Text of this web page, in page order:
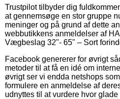
Trustpilot tilbyder dig
at gennemsøge en stor gruppe
meninger og på grund af dette
webbutikkens anmeldelser af
Vægbeslag 32"- 65" – Sort
Facebook genererer for øvrigt
metoder til at få en idé om
øvrigt ser vi endda netshops
formulere en anmeldelse af
udnyttes til at vurdere hvor glade